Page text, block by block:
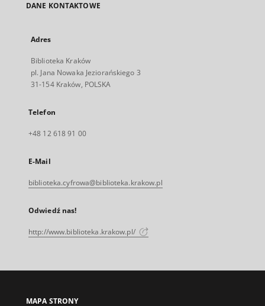
DANE KONTAKTOWE
Adres
Biblioteka Kraków
pl. Jana Nowaka Jeziorańskiego 3
31-154 Kraków, POLSKA
Telefon
+48 12 618 91 00
E-Mail
biblioteka.cyfrowa@biblioteka.krakow.pl
Odwiedź nas!
http://www.biblioteka.krakow.pl/
MAPA STRONY